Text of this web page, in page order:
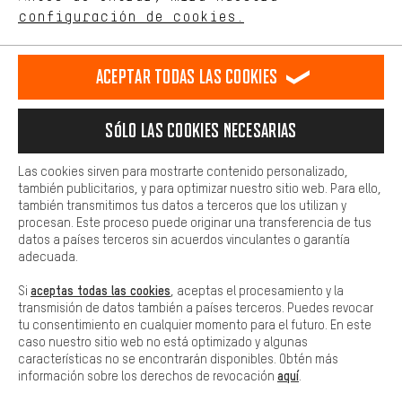
español
ES english
EN Deutsch
DE
RESCINDIR EL CONTRATO Comunidad de Aquisgrán Programa de afiliados
Aviso Legal Protección de datos Condiciones Generales
Plataforma de reportes Reciclaje de baterias
Configuración de las cookies Ajusta el contraste
Todos los precios indicados son en euros e sin MwSt, más
gastos de envío aEstados Unidos.
configuración de cookies.
comportamiento de compra.
Más confort
cookies de comodidad, creamos enlaces a plataformas de redes
sociales. Esto nos permite proporcionarle más contenido e
adicionales que le ayudarán a encontrar los productos adecuados.
preguntas de forma rápida y sencilla.
Básica
Las cookies básicas aseguran que puedas usar nuestro sitio web.
Aceptar todas las cookies
Sólo las cookies necesarias
Las cookies sirven para mostrarte contenido personalizado,
también publicitarios, y para optimizar nuestro sitio web. Para ello,
también transmitimos tus datos a terceros que los utilizan y
procesan. Este proceso puede originar una transferencia de tus
datos a países terceros sin acuerdos vinculantes o garantía
adecuada.
Si aceptas todas las cookies , aceptas el procesamiento y la
transmisión de datos también a países terceros. Puedes revocar
tu consentimiento en cualquier momento para el futuro. En este
caso nuestro sitio web no está optimizado y algunas
características no se encontrarán disponibles. Obtén más
información sobre los derechos de revocación aquí.